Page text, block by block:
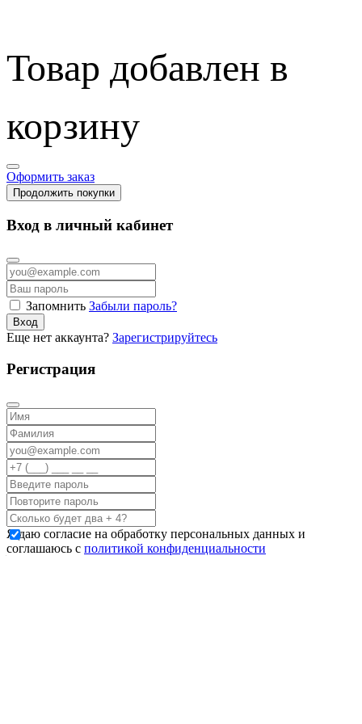
Товар добавлен в
корзину
Оформить заказ
Продолжить покупки
Вход в личный кабинет
Запомнить Забыли пароль?
Вход
Еще нет аккаунта? Зарегистрируйтесь
Регистрация
Я даю согласие на обработку персональных данных и
соглашаюсь с политикой конфиденциальности